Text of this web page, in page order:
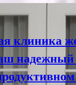
клиника